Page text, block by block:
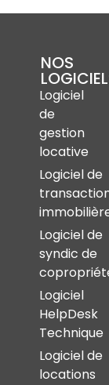
NOS
Logiciel
de
gestion
locative
Logiciel de
Logiciel de
syndic de
Logiciel
HelpDesk
Technique
Logiciel de
locations